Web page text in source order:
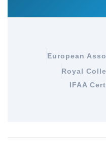
European
Royal
IFAA